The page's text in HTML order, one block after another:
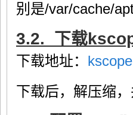
别是/var/cache/
3.2. 下载
下载地址：
下载后，解压缩